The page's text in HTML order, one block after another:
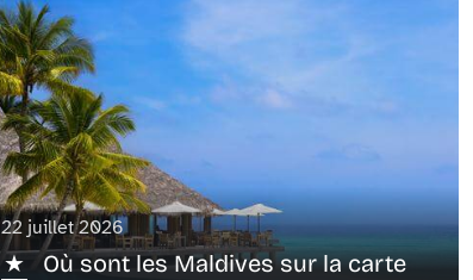
22 juillet 2026
Où sont les Maldives sur la carte